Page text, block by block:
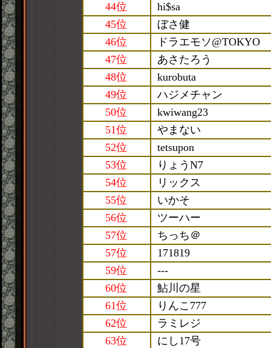
44位
hi$sa
45位
ぼさ健
46位
ドラエモソ@TOKYO
47位
あさたろう
48位
kurobuta
49位
ハジメチャン
50位
kwiwang23
51位
やまない
52位
tetsupon
53位
りょうN7
54位
リックス
55位
いかそ
56位
ツーハー
57位
ちっち＠
57位
171819
59位
---
60位
鮎川の星
61位
りんこ777
62位
ラミレジ
63位
にし17号